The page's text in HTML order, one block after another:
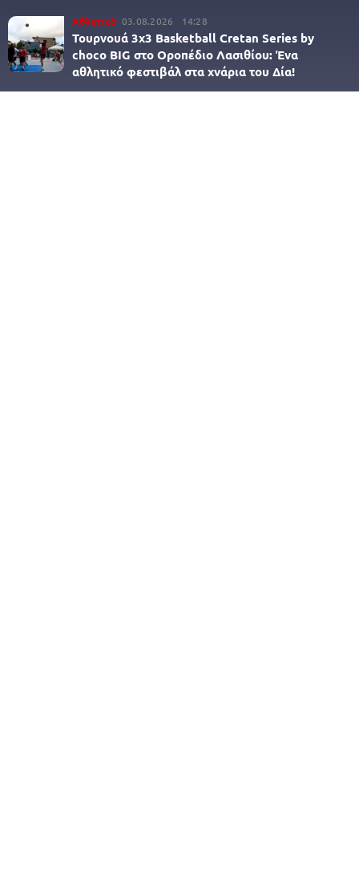
Αθλητικά 03.08.2026 14:28
Τουρνουά 3x3 Βasketball Cretan Series by
choco BIG στο Οροπέδιο Λασιθίου: Ένα
αθλητικό φεστιβάλ στα χνάρια του Δία!